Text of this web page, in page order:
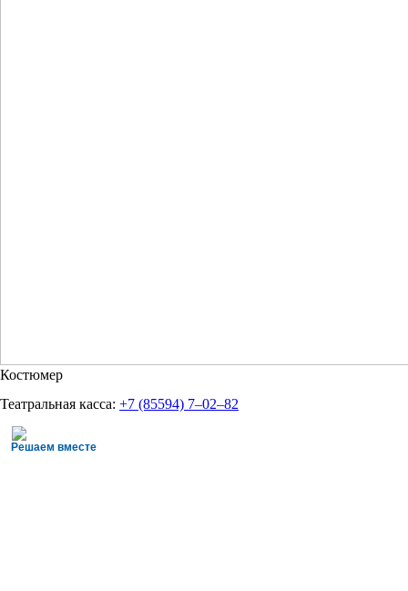
Костюмер
Театральная касса: +7 (85594) 7‒02‒82
Решаем вместе